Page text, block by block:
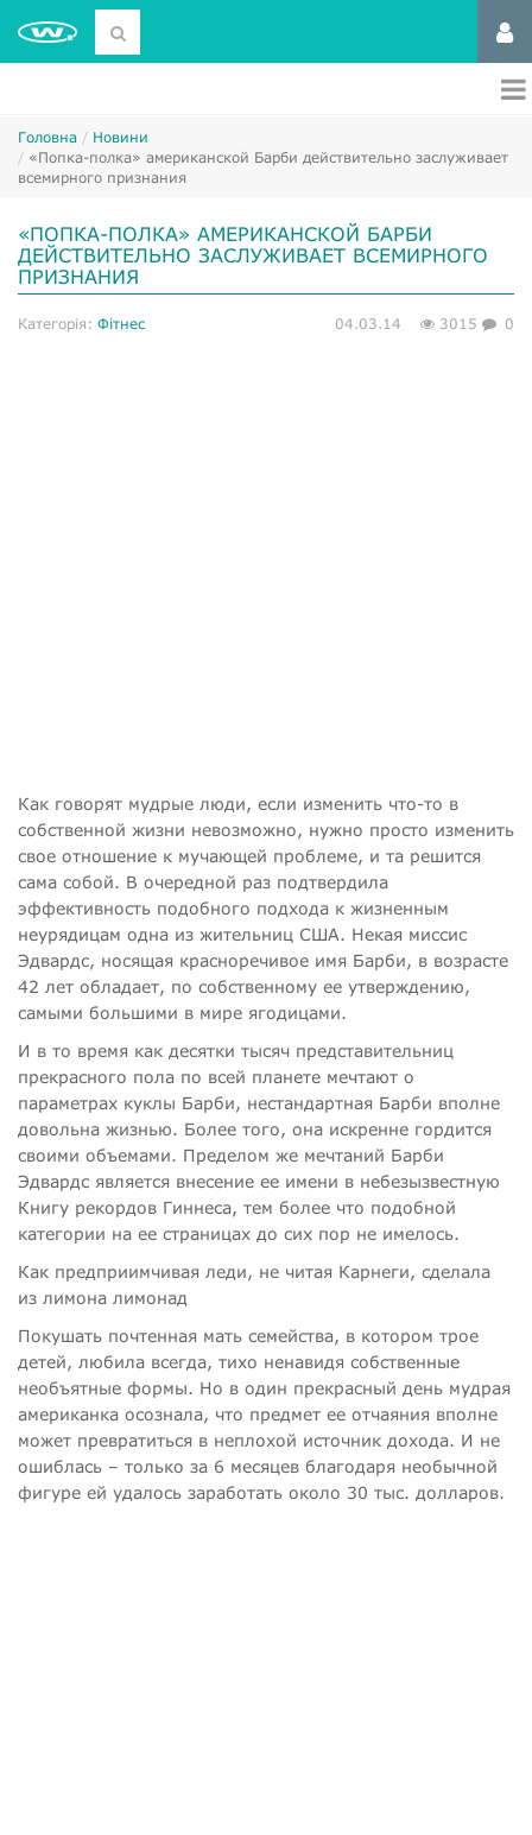
Головна
Новини
«Попка-полка» американской Барби действительно заслуживает
всемирного признания
«ПОПКА-ПОЛКА» АМЕРИКАНСКОЙ БАРБИ
ДЕЙСТВИТЕЛЬНО ЗАСЛУЖИВАЕТ ВСЕМИРНОГО
ПРИЗНАНИЯ
Категорія: Фітнес 04.03.14 3015 0
Как говорят мудрые люди, если изменить что-то в
собственной жизни невозможно, нужно просто изменить
свое отношение к мучающей проблеме, и та решится
сама собой. В очередной раз подтвердила
эффективность подобного подхода к жизненным
неурядицам одна из жительниц США. Некая миссис
Эдвардс, носящая красноречивое имя Барби, в возрасте
42 лет обладает, по собственному ее утверждению,
самыми большими в мире ягодицами.
И в то время как десятки тысяч представительниц
прекрасного пола по всей планете мечтают о
параметрах куклы Барби, нестандартная Барби вполне
довольна жизнью. Более того, она искренне гордится
своими объемами. Пределом же мечтаний Барби
Эдвардс является внесение ее имени в небезызвестную
Книгу рекордов Гиннеса, тем более что подобной
категории на ее страницах до сих пор не имелось.
Как предприимчивая леди, не читая Карнеги, сделала
из лимона лимонад
Покушать почтенная мать семейства, в котором трое
детей, любила всегда, тихо ненавидя собственные
необъятные формы. Но в один прекрасный день мудрая
американка осознала, что предмет ее отчаяния вполне
может превратиться в неплохой источник дохода. И не
ошиблась – только за 6 месяцев благодаря необычной
фигуре ей удалось заработать около 30 тыс. долларов.